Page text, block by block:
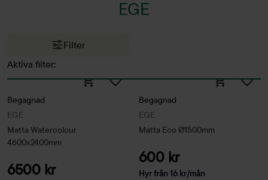
EGE
Filter
Aktiva filter:
EGE
Begagnad
Matta Watercolour
4600x2400mm
6500 kr
EGE
Begagnad
Matta Eco Ø1500mm
600 kr
Hyr från16 kr/mån